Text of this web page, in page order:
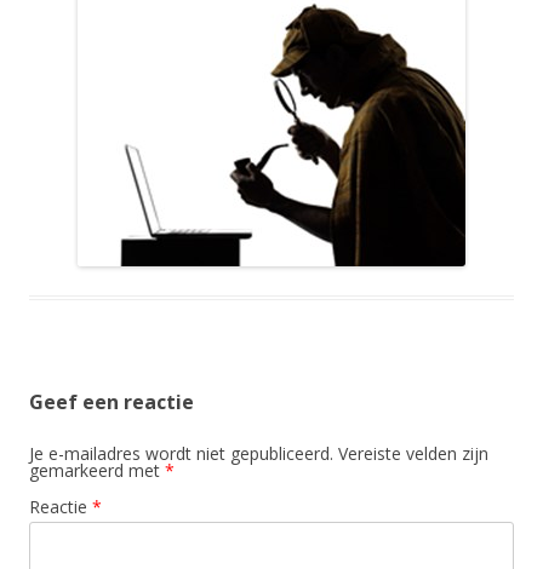
Geef een reactie
Je e-mailadres wordt niet gepubliceerd. Vereiste velden zijn
gemarkeerd met *
Reactie *